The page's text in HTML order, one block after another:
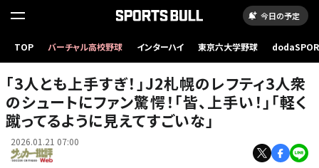
今日の予定
TOP バーチャル高校野球 インターハイ 東京六大学野球
地拓也
｢3人とも上手すぎ！｣J2札幌のレフティ3人衆
のシュートにファン驚愕！｢皆、上手い！｣｢軽く
蹴ってるように見えてすごいな｣
2026.01.21 07:00